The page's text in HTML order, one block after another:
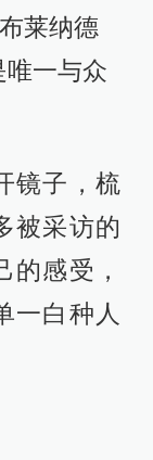
莱纳德
唯一与众
镜子，梳
被采访的
的感受，
一白种人